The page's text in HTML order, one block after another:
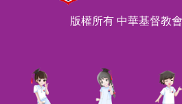
版權所有 中華基督教